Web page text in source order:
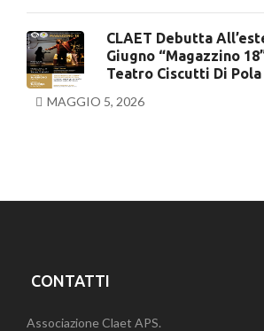
CLAET Debutta
Giugno “Magazzino
Teatro Ciscutti Di Pola
MAGGIO 5, 2026
CONTATTI
Associazione Claet APS.